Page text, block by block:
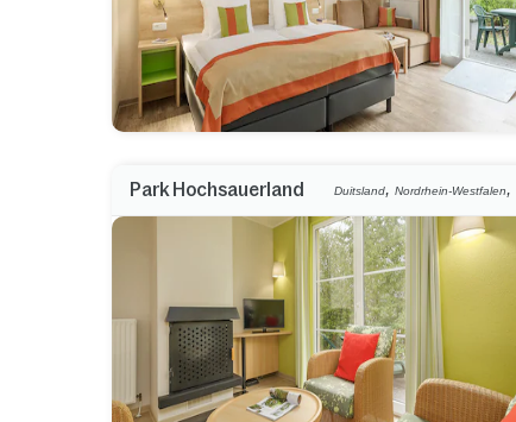
Park Hochsauerland Duitsland,Nordrhein-Westfalen,